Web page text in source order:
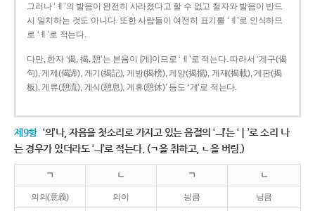
그러나 ‘ㅖ’의 발음이 완전히 사라졌다고 할 수 없고 철자와 발음이 반드
시 일치하는 것도 아니다. 또한 사람들이 여전히 표기를 ‘ㅖ’로 인식하므
로 ‘ㅖ’로 적는다.
다만, 한자 ‘偈, 揭, 憩’는 본음이 [게]이므로 ‘ㅔ’로 적는다. 따라서 ‘게구(偈
句), 게제(偈諦), 게기(揭記), 게방(揭榜), 게양(揭揚), 게재(揭載), 게판(揭
板), 게류(憩流), 게식(憩息), 게휴(憩休)’ 등도 ‘게’로 적는다.
제9항 ‘의’나, 자음을 첫소리로 가지고 있는 음절의 ‘ㅢ’는 ‘ㅣ’로 소리 나
는 경우가 있더라도 ‘ㅢ’로 적는다. (ㄱ을 취하고, ㄴ을 버림.)
ㄱ ㄴ ㄱ ㄴ
의의(意義) 의이 닁큼 닝큼